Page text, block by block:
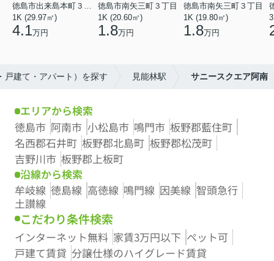
1K (29.97㎡)
4.1万円
徳島市南矢三町３丁目
1K (20.60㎡)
1.8万円
徳島市南矢三町３丁目
1K (19.80㎡)
1.8万円
戸建て・アパート）を探す 見能林駅 サニースクエア阿南
エリアから検索
徳島市 阿南市 小松島市 鳴門市 板野郡藍住町
名西郡石井町 板野郡北島町 板野郡松茂町
吉野川市 板野郡上板町
沿線から検索
牟岐線 徳島線 高徳線 鳴門線 因美線 智頭急行
土讃線
こだわり条件検索
インターネット無料 家賃3万円以下 ペット可
戸建て賃貸 分譲仕様のハイグレード賃貸